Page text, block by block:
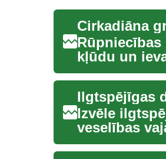
Cirkadiāna
Rūpniecības
kļūdu un
operatīvā
Izvēle
veselības
svarī...